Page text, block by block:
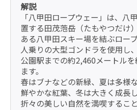
解説
「八甲田ロープウェー」は、八
置する田茂萢岳（たもやつだけ
ある八甲田スキー場を結ぶロー
人乗りの大型ゴンドラを使用し
公園駅までの約2,460メートル
ます。
春はブナなどの新緑、夏は多様
鮮やかな紅葉、冬は大きく成長
折々の美しい自然を満喫するこ